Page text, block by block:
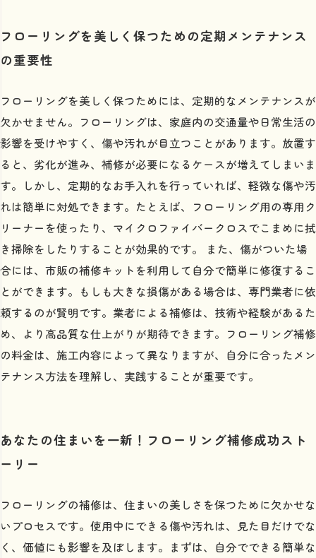
フローリングを美しく保つための定期メンテナンス
の重要性
フローリングを美しく保つためには、定期的なメンテナンスが
欠かせません。フローリングは、家庭内の交通量や日常生活の
影響を受けやすく、傷や汚れが目立つことがあります。放置す
ると、劣化が進み、補修が必要になるケースが増えてしまいま
す。しかし、定期的なお手入れを行っていれば、軽微な傷や汚
れは簡単に対処できます。たとえば、フローリング用の専用ク
リーナーを使ったり、マイクロファイバークロスでこまめに拭
き掃除をしたりすることが効果的です。 また、傷がついた場
合には、市販の補修キットを利用して自分で簡単に修復するこ
とができます。もしも大きな損傷がある場合は、専門業者に依
頼するのが賢明です。業者による補修は、技術や経験があるた
め、より高品質な仕上がりが期待できます。フローリング補修
の料金は、施工内容によって異なりますが、自分に合ったメン
テナンス方法を理解し、実践することが重要です。
あなたの住まいを一新！フローリング補修成功スト
ーリー
フローリングの補修は、住まいの美しさを保つために欠かせな
いプロセスです。使用中にできる傷や汚れは、見た目だけでな
く、価値にも影響を及ぼします。まずは、自分でできる簡単な